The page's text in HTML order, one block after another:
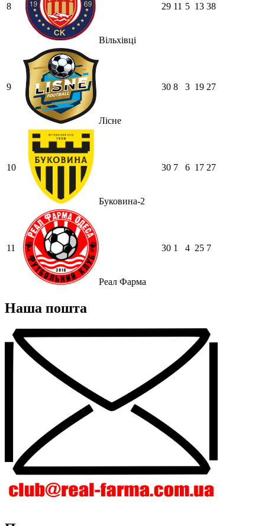
8
Вільхівці
29 11 5 13 38
9
Лісне
30 8 3 19 27
10
Буковина-2
30 7 6 17 27
11
Реал Фарма
30 1 4 25 7
Наша пошта